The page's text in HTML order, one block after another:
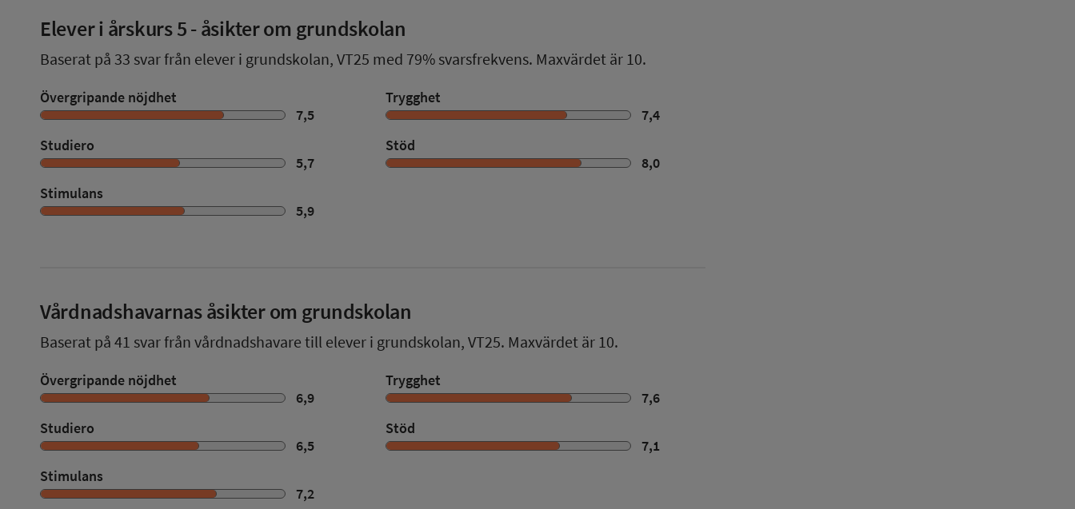
Elever i årskurs 5- åsikter om grundskolan
Baserat på 33 svar från elever i grundskolan, VT25 med 79% svarsfrekvens. Maxvärdet är 10.
Övergripande nöjdhet
7,5
Trygghet
7,4
Studiero
5,7
Stöd
8,0
Stimulans
5,9
Vårdnadshavarnas åsikter om grundskolan
Baserat på 41 svar från vårdnadshavare till elever i grundskolan, VT25. Maxvärdet är 10.
Övergripande nöjdhet
6,9
Trygghet
7,6
Studiero
6,5
Stöd
7,1
Stimulans
7,2